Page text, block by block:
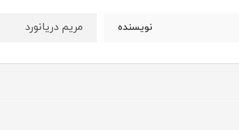
نویسنده مریم دریانورد